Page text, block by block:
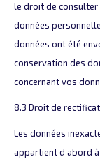
le droit de
données
données ont été
conservation des
concernant vos
8.3 Droit de
Les données
appartient d’abord